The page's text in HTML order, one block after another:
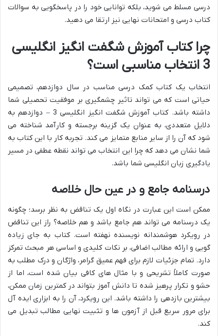
درسی مسلط می شوید، بلکه توانایی خود را در پاسخگویی به سوالات
کتاب درسی و امتحانات نهایی نیز ارتقا می دهید.
چرا کتاب آموزش شگفت انگیز انگلیسی
3 انتخاب مناسبی است؟
انتخاب یک کتاب کمک درسی مناسب در سال دوازدهم، تصمیمی
حیاتی است که می تواند تاثیر چشمگیری بر موفقیت تحصیلی شما
داشته باشد. کتاب آموزش شگفت انگیز انگلیسی 3 – دوازدهم به
دلایل متعددی، به عنوان یک گزینه برجسته و کارآمد شناخته می
شود که آن را از سایر منابع متمایز می کند. تجربه کار با این کتاب به
شما نشان می دهد که چرا این انتخاب می تواند نقطه عطفی در مسیر
یادگیری زبان انگلیسی شما باشد.
درسنامه جامع و در عین حال خلاصه
ممکن است این عبارت در نگاه اول یک تناقض به نظر برسد؛ چگونه
یک درسنامه می تواند هم جامع باشد و هم خلاصه؟ راز این تناقض
در رویکرد هوشمندانه نویسنده نهفته است. کتاب به جای زیاده
گویی و ارائه مطالب اضافی، بر نکات کلیدی و اساسی هر مبحث تمرکز
دارد. تمام جزئیات لازم برای فهم عمیق گرامر، واژگان و درک مطلب به
صورت کاملاً تشریحی و با مثال های کافی بیان شده است، اما از
حشو و تکرار پرهیز شده تا دانش آموز بتواند در کمترین زمان ممکن،
بیشترین بازدهی را داشته باشد. این رویکرد، آن را به ابزاری ایده آل
برای مرور سریع قبل از آزمون ها و تثبیت نهایی مطالب تبدیل می
کند.